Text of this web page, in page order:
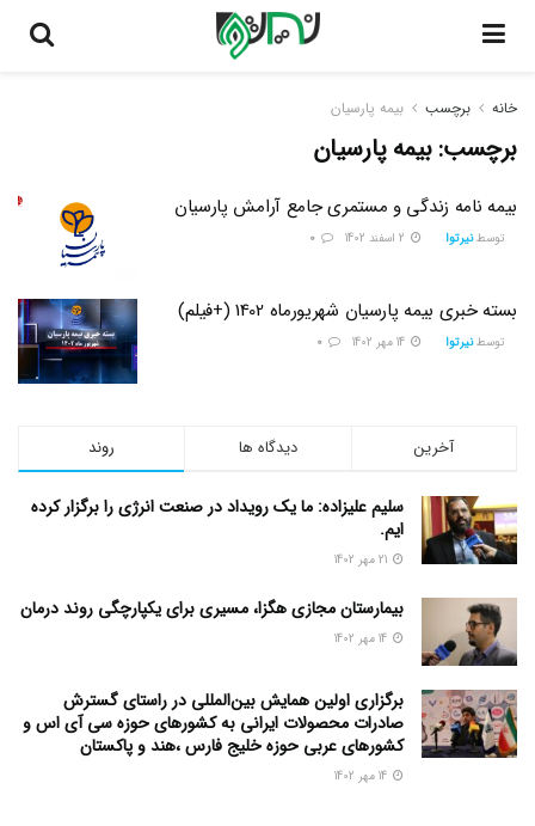
خانه برچسب بیمه پارسیان
برچسب:بیمه پارسیان
بیمه نامه زندگی و مستمری جامع آرامش پارسیان
توسط نیرتوا
بسته خبری بیمه پارسیان شهریورماه 1402 (+فیلم)
توسط نیرتوا
روند دیدگاه ها آخرین
سلیم علیزاده: ما یک رویداد در صنعت انرژی را برگزار کرده
ایم.
بیمارستان مجازی هگزا، مسیری برای یکپارچگی روند درمان
برگزاری اولین همایش بین‌المللی در راستای گسترش
صادرات محصولات ایرانی به کشورهای حوزه سی آی اس و
کشورهای عربی حوزه خلیج فارس ،هند و پاکستان